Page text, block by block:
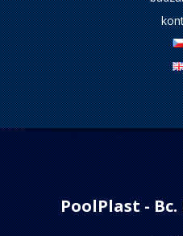
PoolPlast -